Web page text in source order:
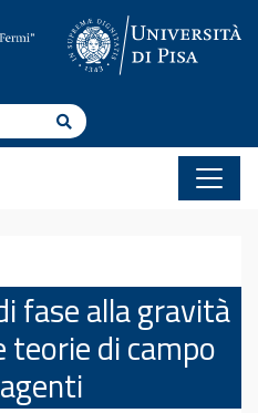
Cerca
fase alla gravità
teorie di campo